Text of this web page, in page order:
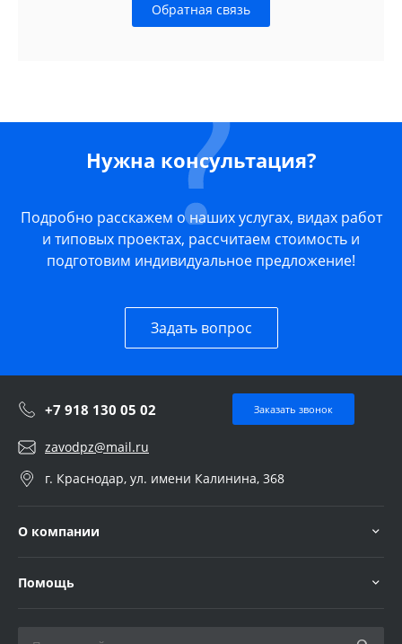
Обратная связь
Нужна консультация?
Подробно расскажем о наших услугах, видах работ
и типовых проектах, рассчитаем стоимость и
подготовим индивидуальное предложение!
Задать вопрос
+7 918 130 05 02 Заказать звонок
zavodpz@mail.ru
г. Краснодар, ул. имени Калинина, 368
О компании
Помощь